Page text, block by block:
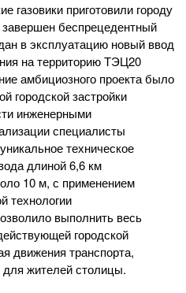
газовики приготовили городу
беспрецедентный
в эксплуатацию новый ввод
на территорию ТЭЦ­20
амбициозного проекта было
городской застройки
инженерными
специалисты
техническое
длиной 6,6 км
10 м, с применением
технологии
выполнить весь
городской
движения транспорта,
жителей столицы.